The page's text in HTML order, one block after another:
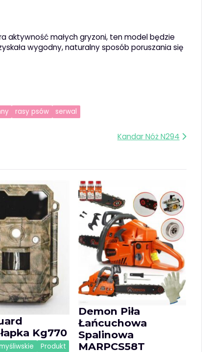
aktywność małych gryzoni, ten model będzie
wygodny, naturalny sposób poruszania się
rasy psów serwal
Kandar Nóż N294
Kg770
Produkt
Demon Piła
Łańcuchowa
Spalinowa
MARPCS58T